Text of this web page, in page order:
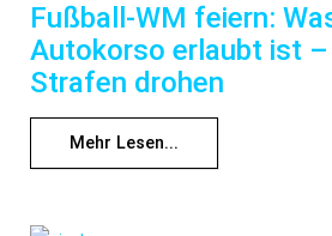
Fußball-WM feiern:
Autokorso erlaubt ist –
Strafen drohen
Mehr Lesen...